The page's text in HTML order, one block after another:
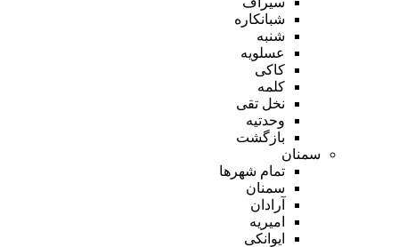
شبانکاره
شنبه
عسلویه
کاکی
کلمه
نخل تقی
وحدتیه
بازگشت
سمنان
تمام شهر‌ها
سمنان
آرادان
امیریه
ایوانکی